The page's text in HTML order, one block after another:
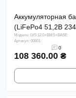
Аккумуляторная
(LiFePo4 51,2В
Модель: LVS 12.0+BMS+BASE
Артикул: 00601
0
108 360.00 ₴